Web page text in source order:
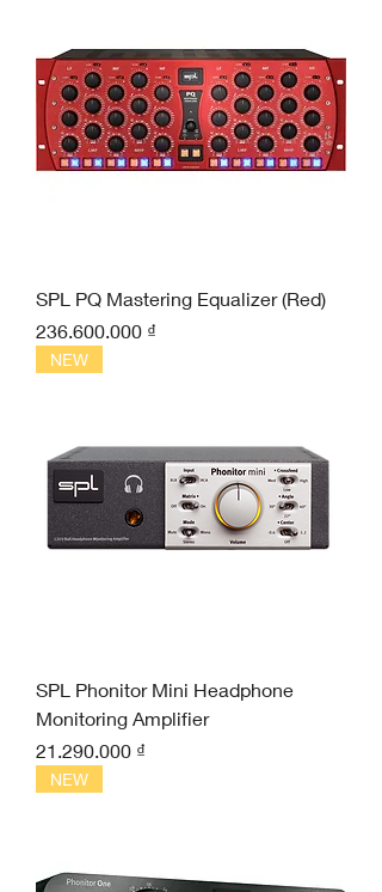
SPL PQ Mastering Equalizer (Red)
Giá
236.600.000 ₫
NEW
SPL Phonitor Mini Headphone
Monitoring Amplifier
Giá
21.290.000 ₫
NEW